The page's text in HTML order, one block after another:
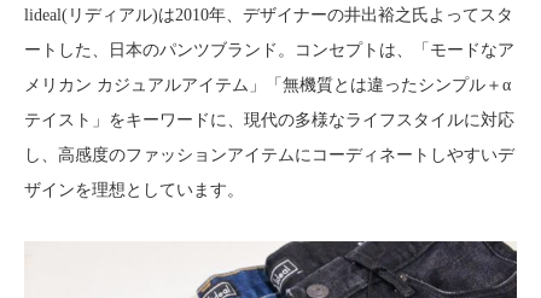
lideal(リディアル)は2010年、デザイナーの井出裕之氏よってスタ
ートした、日本のパンツブランド。コンセプトは、「モードなア
メリカン カジュアルアイテム」「無機質とは違ったシンプル＋α
テイスト」をキーワードに、現代の多様なライフスタイルに対応
し、高感度のファッションアイテムにコーディネートしやすいデ
ザインを理想としています。